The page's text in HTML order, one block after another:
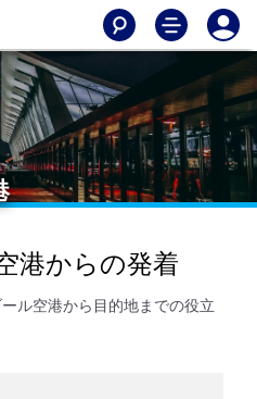
港からの発着
ル空港から目的地までの役立